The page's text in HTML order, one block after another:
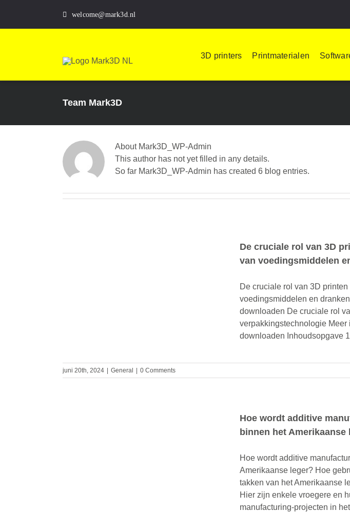
content
welcome@mark3d.nl
3D printers Printmaterialen
Team Mark3D
About Mark3D_WP-Admin
This author has not yet filled in any details.
So far Mark3D_WP-Admin has created 6 blog entries.
De cruciale rol van 3D
van voedingsmiddelen
De cruciale rol van 3D
voedingsmiddelen en
downloaden De cruciale rol
verpakkingstechnologie Meer
downloaden Inhoudsopgave
juni 20th, 2024 General 0 Comments
Hoe wordt additive
binnen het Amerikaanse
Hoe wordt additive
Amerikaanse leger? Hoe
takken van het Amerikaanse
Hier zijn enkele vroegere en
manufacturing-projecten in